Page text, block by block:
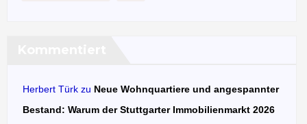
Herbert Türk zu Neue Wohnquartiere und angespannter
Bestand: Warum der Stuttgarter Immobilienmarkt 2026